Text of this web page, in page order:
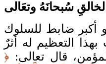
سُبحانَهُ وتعَالى
أكبر ضابط للسلوك
بهذا التعظيم له أثرٌ
قال تعالى: ﴿